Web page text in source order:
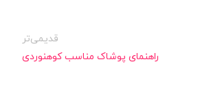
قدیمی‌تر
راهنمای پوشاک مناسب کوهنوردی